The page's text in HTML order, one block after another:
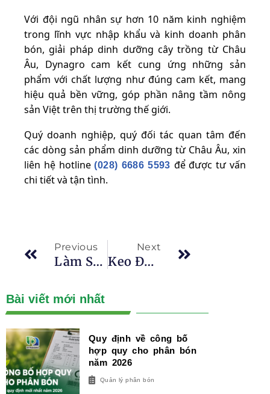
Với đội ngũ nhân sự hơn 10 năm kinh nghiệm
trong lĩnh vực nhập khẩu và kinh doanh phân
bón, giải pháp dinh dưỡng cây trồng từ Châu
Âu, Dynagro cam kết cung ứng những sản
phẩm với chất lượng như đúng cam kết, mang
hiệu quả bền vững, góp phần nâng tầm nông
sản Việt trên thị trường thế giới.
Quý doanh nghiệp, quý đối tác quan tâm đến
các dòng sản phẩm dinh dưỡng từ Châu Âu, xin
liên hệ hotline(028) 6686 5593 để được tư vấn
chi tiết và tận tình.
Previous
Làm Sao Để Sử Dụng Phân Bón Hiệu Quả Trên Vùng Đất Phèn?
Next
Keo Đất: Thành Phần Quan Trọng Trong Cấu Trúc Đất
Bài viết mới nhất
Quy định về công bố
hợp quy cho phân bón
năm 2026
Quản lý phân bón